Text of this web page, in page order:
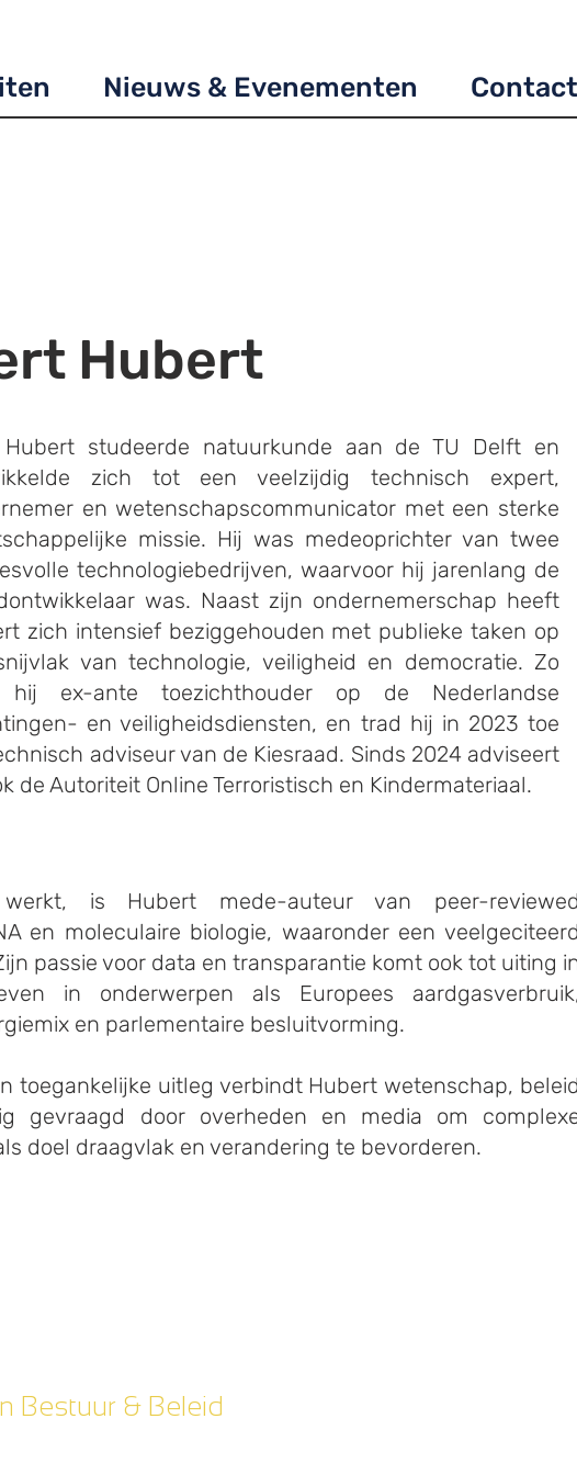
Nieuws & Evenementen Contact
Hubert
studeerde natuurkunde aan de TU Delft en
zich tot een veelzijdig technisch expert,
en wetenschapscommunicator met een sterke
missie. Hij was medeoprichter van twee
technologiebedrijven, waarvoor hij jarenlang de
was. Naast zijn ondernemerschap heeft
zich intensief beziggehouden met publieke taken op
van technologie, veiligheid en democratie. Zo
hij ex-ante toezichthouder op de Nederlandse
en veiligheidsdiensten, en trad hij in 2023 toe
adviseur van de Kiesraad. Sinds 2024 adviseert
de Autoriteit Online Terroristisch en Kindermateriaal.​​
is Hubert mede-auteur van peer-reviewed
en moleculaire biologie, waaronder een veelgeciteerd
passie voor data en transparantie komt ook tot uiting
in onderwerpen als Europees
en parlementaire besluitvorming.
toegankelijke uitleg verbindt Hubert wetenschap, beleid
gevraagd door overheden en media om
doel draagvlak en verandering te bevorderen.
Bestuur & Beleid